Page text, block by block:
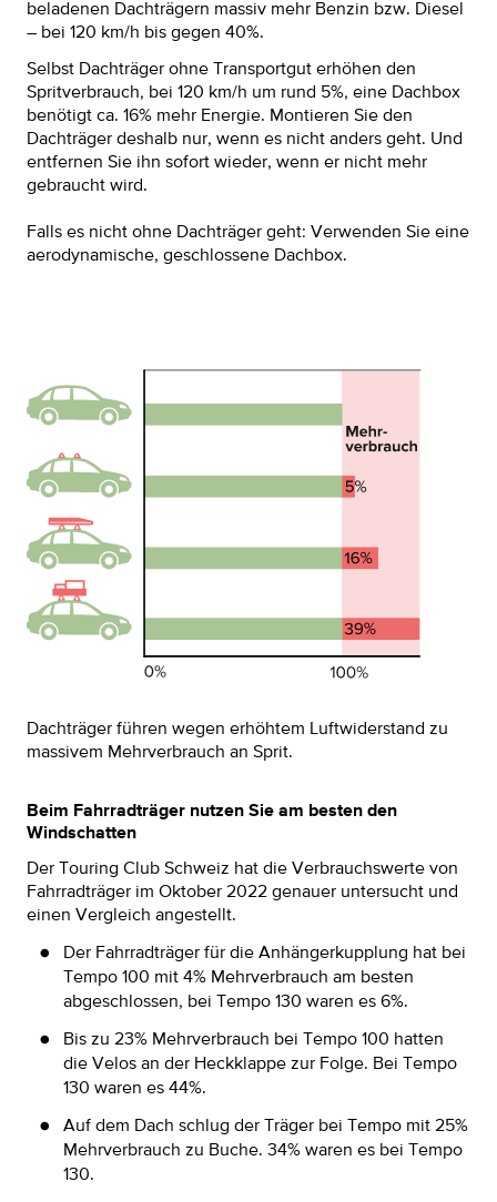
beladenen Dachträgern massiv mehr Benzin bzw. Diesel
– bei 120 km/h bis gegen 40%.
Selbst Dachträger ohne Transportgut erhöhen den
Spritverbrauch, bei 120 km/h um rund 5%, eine Dachbox
benötigt ca. 16% mehr Energie. Montieren Sie den
Dachträger deshalb nur, wenn es nicht anders geht. Und
entfernen Sie ihn sofort wieder, wenn er nicht mehr
gebraucht wird.
Falls es nicht ohne Dachträger geht: Verwenden Sie eine
aerodynamische, geschlossene Dachbox.
Dachträger führen wegen erhöhtem Luftwiderstand zu
massivem Mehrverbrauch an Sprit.
Beim Fahrradträger nutzen Sie am besten den
Windschatten
Der Touring Club Schweiz hat die Verbrauchswerte von
Fahrradträger im Oktober 2022 genauer untersucht und
einen Vergleich angestellt.
Der Fahrradträger für die Anhängerkupplung hat bei
Tempo 100 mit 4% Mehrverbrauch am besten
abgeschlossen, bei Tempo 130 waren es 6%.
Bis zu 23% Mehrverbrauch bei Tempo 100 hatten
die Velos an der Heckklappe zur Folge. Bei Tempo
130 waren es 44%.
Auf dem Dach schlug der Träger bei Tempo mit 25%
Mehrverbrauch zu Buche. 34% waren es bei Tempo
130.